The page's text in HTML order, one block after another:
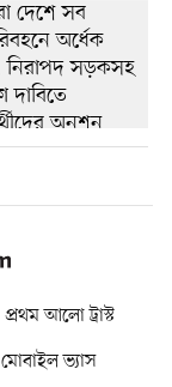
প্রথম আলো ট্রাস্ট
মোবাইল ভ্যাস